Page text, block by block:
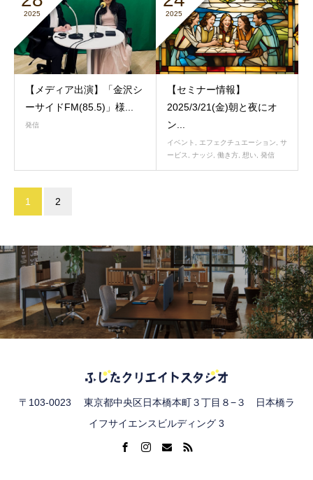
2025
【メディア出演】「金沢シ
ーサイドFM(85.5)」様...
発信
2025
【セミナー情報】
2025/3/21(金)朝と夜にオ
ン...
イベント エフェクチュエーション
サ
ービス
ナッジ 働き方 想い 発信
1 2
〒103-0023 東京都中央区日本橋本町３丁目８−３ 日本橋ラ
イフサイエンスビルディング 3